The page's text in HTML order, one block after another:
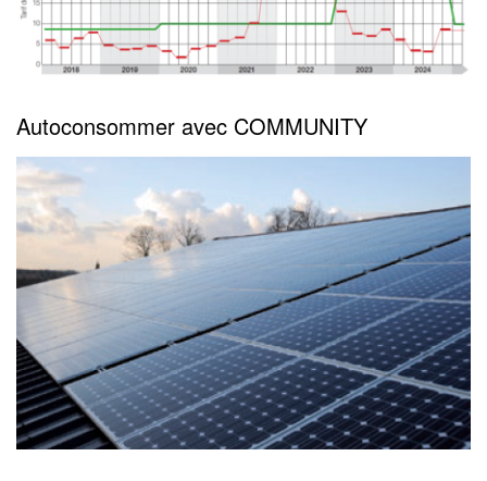
Autoconsommer avec COMMUNITY